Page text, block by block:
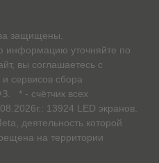
защищены.
информацию уточняйте по
вы соглашаетесь с
сервисов сбора
* - счётчик всех
13924 LED экранов.
деятельность которой
на территории